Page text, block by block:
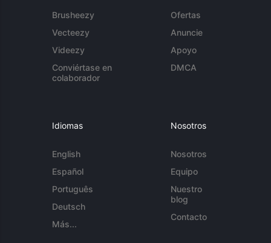
Brusheezy
Vecteezy
Videezy
Conviértase en
colaborador
Ofertas
Anuncie
Apoyo
DMCA
Idiomas
English
Español
Português
Deutsch
Más...
Nosotros
Nosotros
Equipo
Nuestro
blog
Contacto